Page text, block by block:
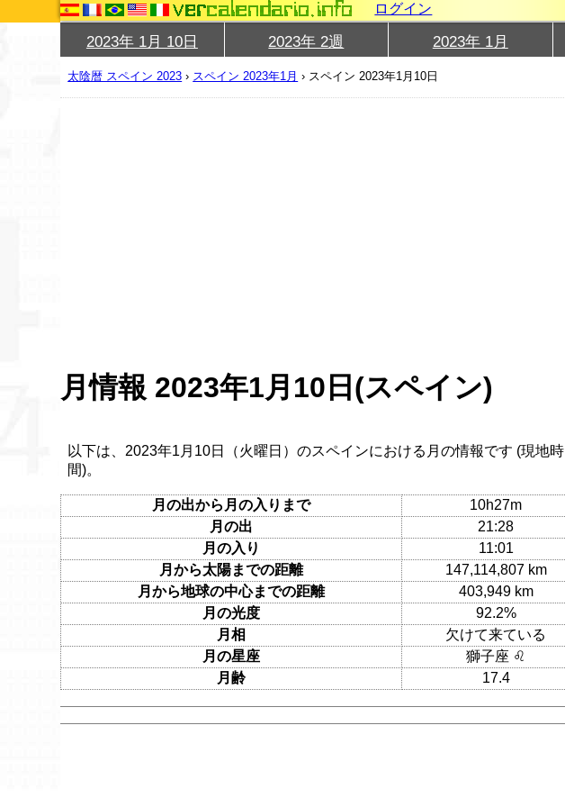
ログイン
2023年 1月 10日 2023年 2週 2023年 1月
太陰暦 スペイン 2023 › スペイン 2023年1月 › スペイン 2023年1月10日
月情報 2023年1月10日(スペイン)
以下は、2023年1月10日（火曜日）のスペインにおける月の情報です (現地時
間)。
月の出から月の入りまで
10h27m
月の出
21:28
月の入り
11:01
月から太陽までの距離
147,114,807 km
月から地球の中心までの距離
403,949 km
月の光度
92.2%
月相
欠けて来ている
月の星座
獅子座 ♌
月齢
17.4